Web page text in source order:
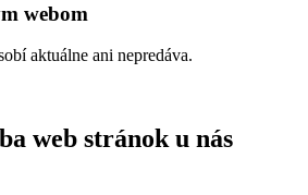
webom
aktuálne ani nepredáva.
web stránok u nás